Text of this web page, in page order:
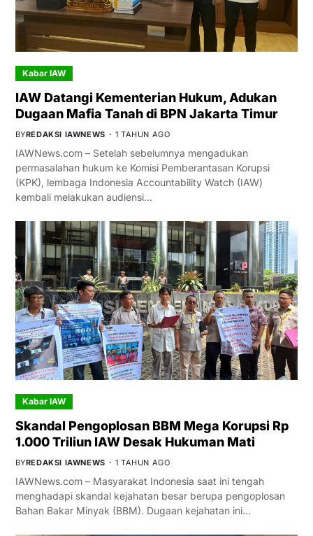
Kabar IAW
IAW Datangi Kementerian Hukum, Adukan
Dugaan Mafia Tanah di BPN Jakarta Timur
BYREDAKSI IAWNEWS 1 TAHUN AGO
IAWNews.com – Setelah sebelumnya mengadukan
permasalahan hukum ke Komisi Pemberantasan Korupsi
(KPK), lembaga Indonesia Accountability Watch (IAW)
kembali melakukan audiensi…
Kabar IAW
Skandal Pengoplosan BBM Mega Korupsi Rp
1.000 Triliun IAW Desak Hukuman Mati
BYREDAKSI IAWNEWS 1 TAHUN AGO
IAWNews.com – Masyarakat Indonesia saat ini tengah
menghadapi skandal kejahatan besar berupa pengoplosan
Bahan Bakar Minyak (BBM). Dugaan kejahatan ini…